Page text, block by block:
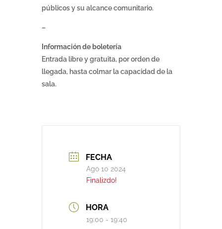
públicos y su alcance comunitario.
–
Información de boletería
Entrada libre y gratuita, por orden de
llegada, hasta colmar la capacidad de la
sala.
FECHA
Ago 10 2024
Finalizdo!
HORA
19:00 - 19:40